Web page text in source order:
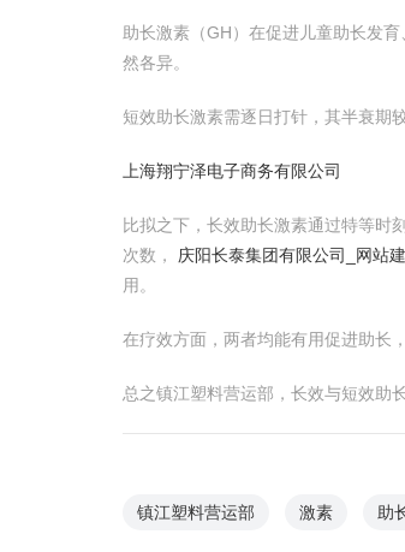
助长激素（GH）在促进儿童助长发
然各异。
短效助长激素需逐日打针，其半衰期
上海翔宁泽电子商务有限公司
比拟之下，长效助长激素通过特等时
次数， 庆阳长泰集团有限公司_网站
用。
在疗效方面，两者均能有用促进助长
总之镇江塑料营运部，长效与短效助
镇江塑料营运部 激素 助